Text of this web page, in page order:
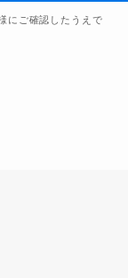
にご確認したうえで